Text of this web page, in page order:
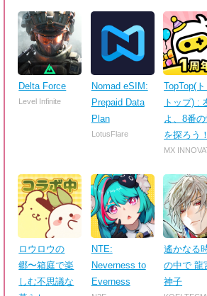
Delta Force
Level Infinite
Nomad eSIM:
Prepaid Data
Plan
LotusFlare
TopTop(
トップ) :
よ、8番
を探ろう！
MX
ロウロウの
郷〜箱庭で楽
しむ不思議な
NTE:
Neverness to
Everness
遙かなる
の中で 龍
神子